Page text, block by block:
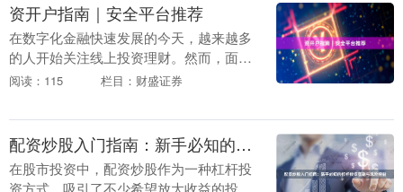
资开户指南｜安全平台推荐
在数字化金融快速发展的今天，越来越多
的人开始关注线上投资理财。然而，面对
琳琅满目的平台和复杂的开户流程，许多
而遭受损失。本文....
阅读：115 栏目：财盛证券
配资炒股入门指南：新手必知的杠杆投资基础与风险控制
在股市投资中，配资炒股作为一种杠杆投
资方式，吸引了不少希望放大收益的投资